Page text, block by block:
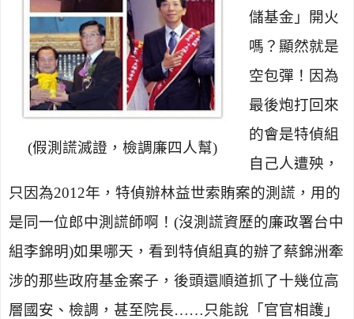
(假測謊滅證，檢調廉四人幫)
儲基金」開火
嗎？顯然就是
空包彈！因為
最後炮打回來
的會是特偵組
自己人遭殃，
只因為2012年，特偵辦林益世索賄案的測謊，用的
是同一位郎中測謊師啊！ (沒測謊資歷的廉政署台中
組李錦明)如果哪天，看到特偵組真的辦了蔡錦洲牽
涉的那些政府基金案子，後頭還順道抓了十幾位高
層國安、檢調，甚至院長……只能說「官官相護」